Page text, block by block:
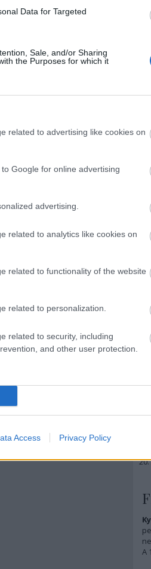
Data for Targeted
Sale, and/or Sharing
the Purposes for which it
related to advertising like cookies on
Google for online advertising
advertising.
related to analytics like cookies on
related to functionality of the website
related to personalization.
related to security, including
and other user protection.
Access Privacy Policy
A